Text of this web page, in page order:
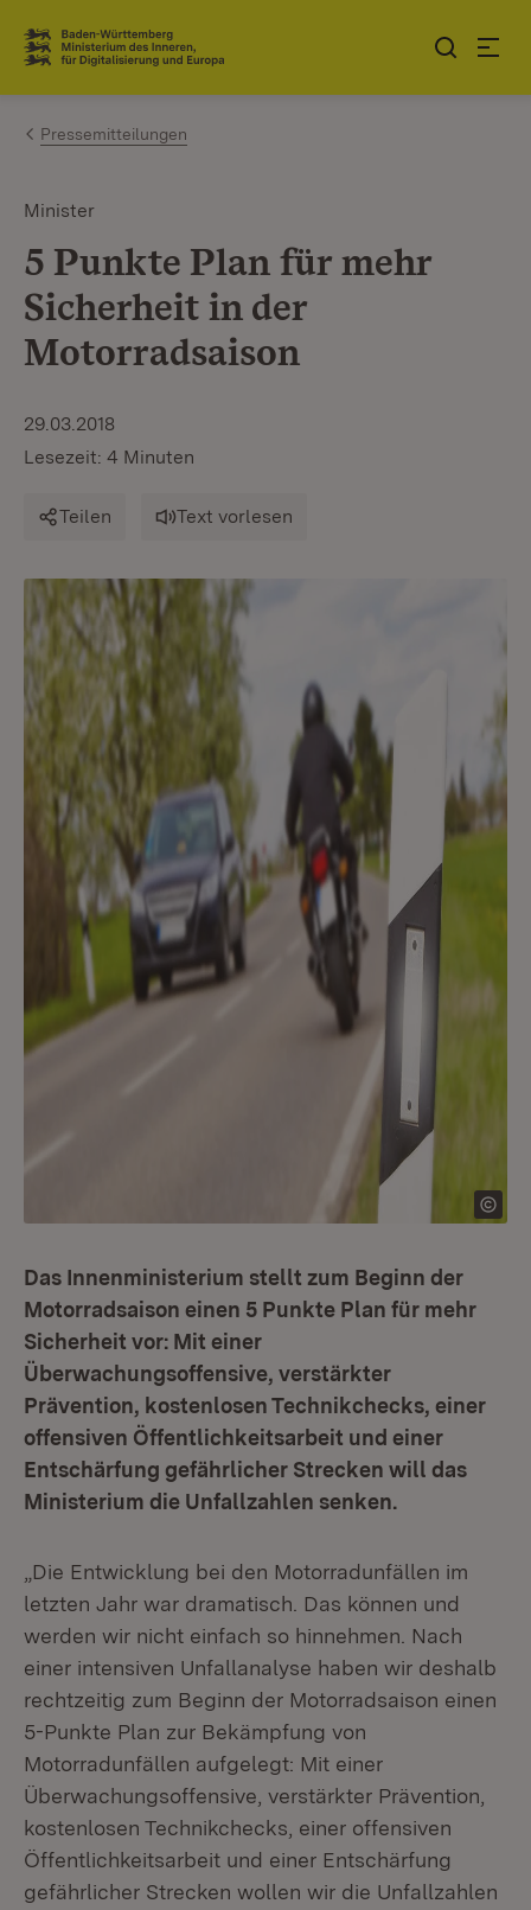
Zum Inhalt springen
Link zur Startseite
Pressemitteilungen
Minister
5 Punkte Plan für mehr
Sicherheit in der
Motorradsaison
29.03.2018
Lesezeit: 4 Minuten
Teilen Text vorlesen
Das Innenministerium stellt zum Beginn der
Motorradsaison einen 5 Punkte Plan für mehr
Sicherheit vor: Mit einer
Überwachungsoffensive, verstärkter
Prävention, kostenlosen Technikchecks, einer
offensiven Öffentlichkeitsarbeit und einer
Entschärfung gefährlicher Strecken will das
Ministerium die Unfallzahlen senken.
„Die Entwicklung bei den Motorradunfällen im
letzten Jahr war dramatisch. Das können und
werden wir nicht einfach so hinnehmen. Nach
einer intensiven Unfallanalyse haben wir deshalb
rechtzeitig zum Beginn der Motorradsaison einen
5-Punkte Plan zur Bekämpfung von
Motorradunfällen aufgelegt: Mit einer
Überwachungsoffensive, verstärkter Prävention,
kostenlosen Technikchecks, einer offensiven
Öffentlichkeitsarbeit und einer Entschärfung
gefährlicher Strecken wollen wir die Unfallzahlen